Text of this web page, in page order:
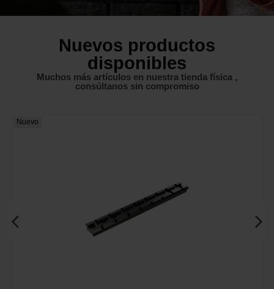
Nuevos productos
disponibles
Muchos más artículos en nuestra tienda física ,
consúltanos sin compromiso
Nuevo